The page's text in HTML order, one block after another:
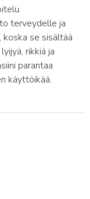
terveydelle ja
se sisältää
rikkiä ja
parantaa
käyttöikää.